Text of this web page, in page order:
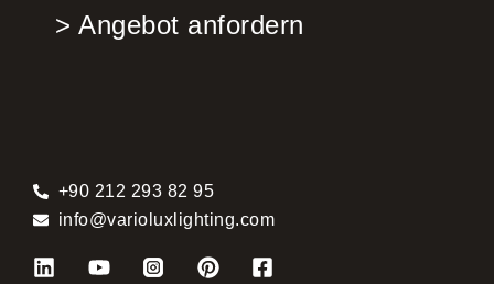
> Angebot anfordern
+90 212 293 82 95
info@varioluxlighting.com